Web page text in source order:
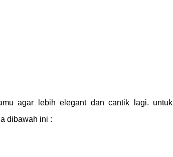
agar lebih elegant dan cantik lagi. untuk
dibawah ini :